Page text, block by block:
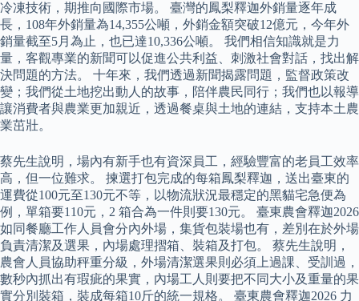
冷凍技術，期推向國際市場。 臺灣的鳳梨釋迦外銷量逐年成
長，108年外銷量為14,355公噸，外銷金額突破12億元，今年外
銷量截至5月為止，也已達10,336公噸。 我們相信知識就是力
量，客觀專業的新聞可以促進公共利益、刺激社會對話，找出解
決問題的方法。 十年來，我們透過新聞揭露問題，監督政策改
變；我們從土地挖出動人的故事，陪伴農民同行；我們也以報導
讓消費者與農業更加親近，透過餐桌與土地的連結，支持本土農
業茁壯。
蔡先生說明，場內有新手也有資深員工，經驗豐富的老員工效率
高，但一位難求。 揀選打包完成的每箱鳳梨釋迦，送出臺東的
運費從100元至130元不等，以物流狀況最穩定的黑貓宅急便為
例，單箱要110元，2 箱合為一件則要130元。 臺東農會釋迦2026
如同餐廳工作人員會分內外場，集貨包裝場也有，差別在於外場
負責清潔及選果，內場處理摺箱、裝箱及打包。 蔡先生說明，
農會人員協助秤重分級，外場清潔選果則必須上過課、受訓過，
數秒內抓出有瑕疵的果實，內場工人則要把不同大小及重量的果
實分別裝箱，裝成每箱10斤的統一規格。 臺東農會釋迦2026 力